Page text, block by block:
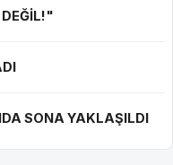
DEĞİL!"
SONA YAKLAŞILDI